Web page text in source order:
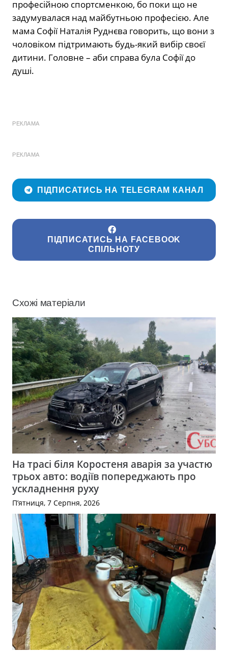
професійною спортсменкою, бо поки що не
задумувалася над майбутньою професією. Але
мама Софії Наталія Руднєва говорить, що вони з
чоловіком підтримають будь-який вибір своєї
дитини. Головне – аби справа була Софії до
душі.
РЕКЛАМА
РЕКЛАМА
ПІДПИСАТИСЬ НА TELEGRAM КАНАЛ
ПІДПИСАТИСЬ НА FACEBOOK
СПІЛЬНОТУ
Схожі матеріали
На трасі біля Коростеня аварія за участю
трьох авто: водіїв попереджають про
ускладнення руху
П’ятниця, 7 Серпня, 2026